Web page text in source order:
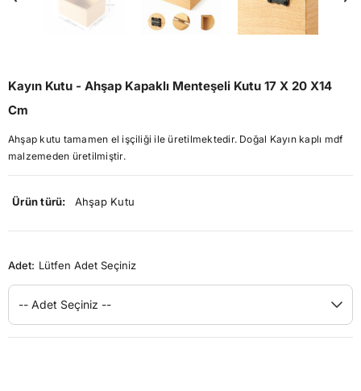
Kayın Kutu - Ahşap Kapaklı Menteşeli Kutu 17 X 20 X14
Cm
Ahşap kutu tamamen el işçiliği ile üretilmektedir. Doğal Kayın kaplı mdf
malzemeden üretilmiştir.
Ürün türü: Ahşap Kutu
Adet: Lütfen Adet Seçiniz
-- Adet Seçiniz --